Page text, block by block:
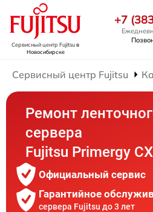
Сервисный центр Fujitsuв
Новосибирске
+7
Сервисный центр Fujitsu
Ремонт
сервера
Fujitsu Primergy
Официальный сервис
Гарантийное
сервера Fujitsu до 3 лет